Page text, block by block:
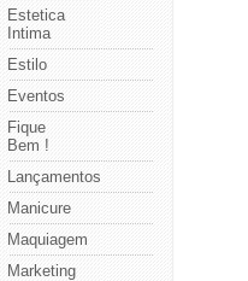
Estetica
Intima
Estilo
Eventos
Fique
Bem !
Lançamentos
Manicure
Maquiagem
Marketing